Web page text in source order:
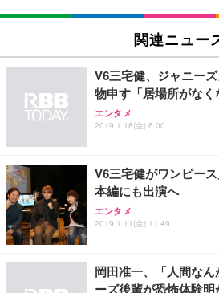
[EdoErgo] オフィスチェ
い 跳ね上げ式アームレス
キング pc 事務椅子 360度
ン樹脂ベース 通気性メッ
(黒網+黒枠+黒足)
￥5,699
SIHOO B100 オフィスチ
Sezlife オフィスチェア デ
ワーク チェア 強化バック
ョン PCチェア 通気性メ
務用 おしゃれ パソコンチ
￥7,680
EIZO ビジネス向けプレ
EV3240X-WT | 31.5型4K
￥105,595
EIZO ビジネス向けプレミ
EV2740X-WT | 27.0型4K
￥109,572
【純正品】27"ゲーミング
フック付き（CFI-ZDM1J）
Amazonベーシック ペッ
回使い捨て 無香料 ホワイ
￥3,373
Amazonベーシック ペッ
ネオ・ルーライフ ネオ・
関連ニュー
V6三宅健、ジャニー
物申す「居場所がなく
エンタメ
2019.1.18(金) 6:00
V6三宅健がワンピー
本編にも出演へ
エンタメ
2019.1.11(金) 11:49
岡田准一、「人間な
ーズ後輩が恐怖体験明